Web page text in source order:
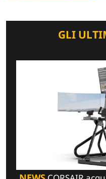
GLI